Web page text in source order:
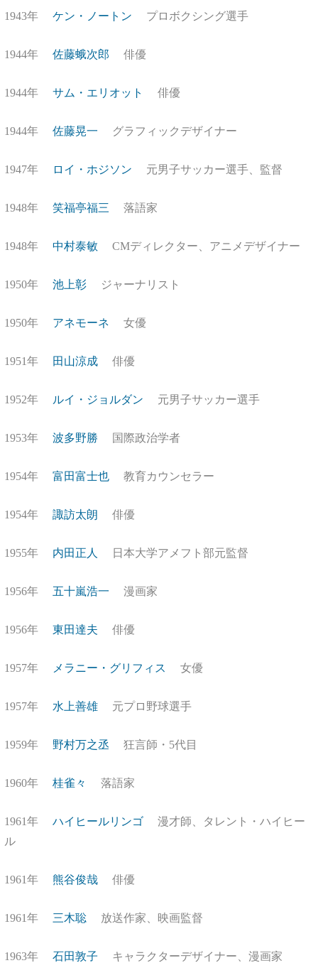
1943年 ケン・ノートン プロボクシング選手
1944年 佐藤蛾次郎 俳優
1944年 サム・エリオット 俳優
1944年 佐藤晃一 グラフィックデザイナー
1947年 ロイ・ホジソン 元男子サッカー選手、監督
1948年 笑福亭福三 落語家
1948年 中村泰敏 CMディレクター、アニメデザイナー
1950年 池上彰 ジャーナリスト
1950年 アネモーネ 女優
1951年 田山涼成 俳優
1952年 ルイ・ジョルダン 元男子サッカー選手
1953年 波多野勝 国際政治学者
1954年 富田富士也 教育カウンセラー
1954年 諏訪太朗 俳優
1955年 内田正人 日本大学アメフト部元監督
1956年 五十嵐浩一 漫画家
1956年 東田達夫 俳優
1957年 メラニー・グリフィス 女優
1957年 水上善雄 元プロ野球選手
1959年 野村万之丞 狂言師・5代目
1960年 桂雀々 落語家
1961年 ハイヒールリンゴ
漫才師、タレント・ハイヒー
ル
1961年 熊谷俊哉 俳優
1961年 三木聡 放送作家、映画監督
1963年 石田敦子 キャラクターデザイナー、漫画家